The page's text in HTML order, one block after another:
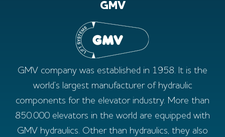
GMV
GMV company was established in 1958. It is the
world’s largest manufacturer of hydraulic
components for the elevator industry. More than
850.000 elevators in the world are equipped with
GMV hydraulics. Other than hydraulics, they also